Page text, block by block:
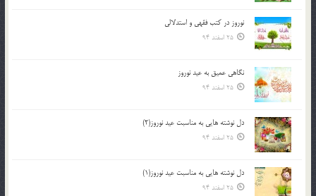
نوروز در كتب فقهى و استدلالى‏
25 اسفند 94
نگاهى عميق به عيد نوروز
25 اسفند 94
دل نوشته هایی به مناسبت عید نوروز(2)
25 اسفند 94
دل نوشته هایی به مناسبت عید نوروز(1)
25 اسفند 94